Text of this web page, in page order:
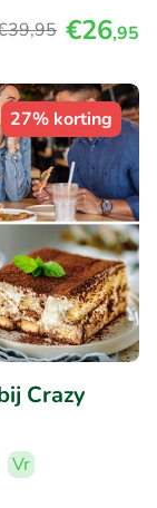
,95 €26,95
27% korting
Crazy
Vr